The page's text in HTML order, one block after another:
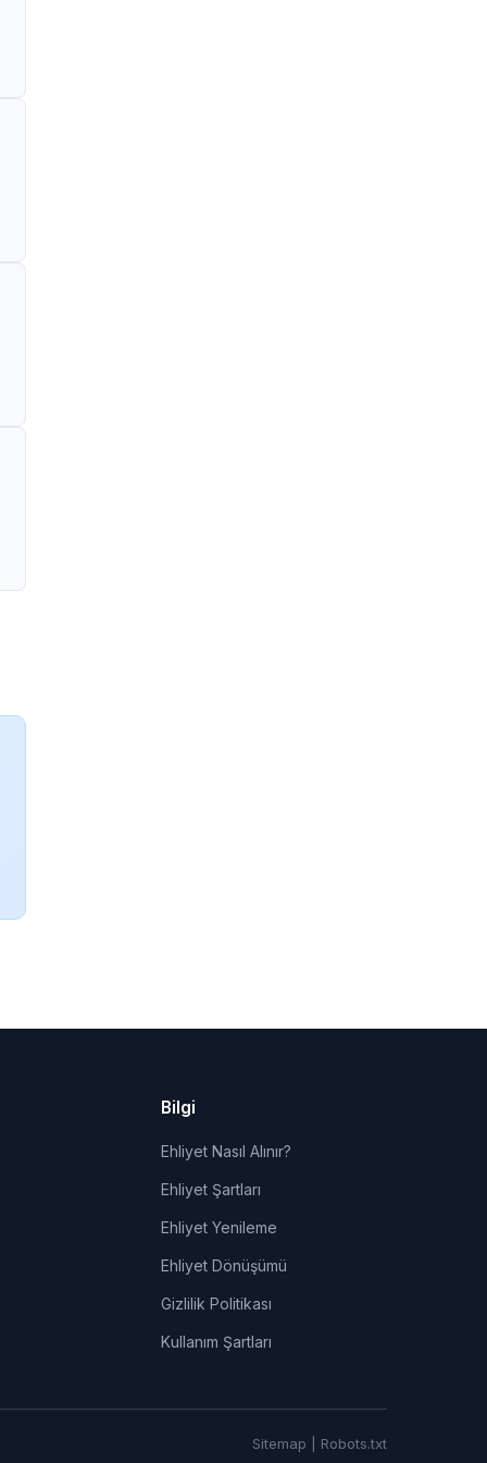
Bilgi
Ehliyet Nasıl Alınır?
Ehliyet Şartları
Ehliyet Yenileme
Ehliyet Dönüşümü
Gizlilik Politikası
Kullanım Şartları
Sitemap Robots.txt